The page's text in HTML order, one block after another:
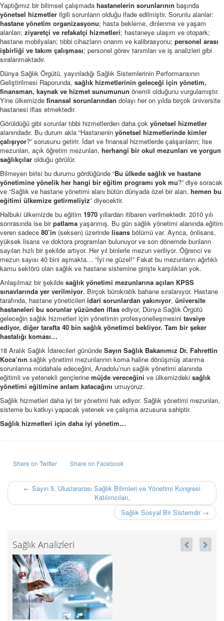
Yaptığımız bir bilimsel çalışmada hastanelerin sorunlarının başında
yönetsel hizmetler ilgili sorunların olduğu ifade edilmiştir. Sorunlu alanlar:
hastane yönetim organizasyonu; hasta bekleme, dinlenme ve yaşam
alanları; ziyaretçi ve refakatçi hizmetleri; hastaneye ulaşım ve otopark;
hastane mobilyaları; tıbbi cihazların onarım ve kalibrasyonu; personel arası
işbirliği ve takım çalışması; personel görev tanımları ve iş analizleri gibi
sıralanmaktadır.
Dünya Sağlık Örgütü, yayınladığı Sağlık Sistemlerinin Performansının
Geliştirilmesi Raporunda, sağlık hizmetlerinin geleceği için yönetim,
finansman, kaynak ve hizmet sunumunun önemli olduğunu vurgulamıştır.
Yine ülkemizde finansal sorunlarından dolayı her on yılda birçok üniversite
hastanesi iflas etmektedir.
Görüldüğü gibi sorunlar tıbbi hizmetlerden daha çok yönetsel hizmetler
alanındadır. Bu durum akla “Hastanenin yönetsel hizmetlerinde kimler
çalışıyor?” sorusunu getirir. İdari ve finansal hizmetlerde çalışanların; lise
mezunları, açık öğretim mezunları, herhangi bir okul mezunları ve yorgun
sağlıkçılar olduğu görülür.
Bilmeyen birisi bu durumu gördüğünde “Bu ülkede sağlık ve hastane
yönetimine yönelik her hangi bir eğitim programı yok mu?” diye soracak
ve “Sağlık ve hastane yönetimi alanı bütün dünyada özel bir alan, hemen bu
eğitimi ülkemize getirmeliyiz” diyecektir.
Halbuki ülkemizde bu eğitim 1970 yıllardan itibaren verilmektedir. 2010 yılı
sonrasında ise birpatlama yaşanmış. Bu gün sağlık yönetimi alanında eğitim
veren sadece 80’in (seksen) üzerinde lisans bölümü var. Ayrıca, önlisans,
yüksek lisans ve doktora programları bulunuyor ve son dönemde bunların
sayıları hızlı bir şekilde artıyor. Her yıl binlerle mezun veriliyor. Öğrenci ve
mezun sayısı 40 bini aşmakta… “İyi ne güzel!” Fakat bu mezunların ağırlıklı
kamu sektörü olan sağlık ve hastane sistemine girişte karşılıkları yok.
Anlaşılmaz bir şekilde sağlık yönetimi mezunlarına açılan KPSS
sınavlarında yer verilmiyor. Birçok bürokratik bahane sıralanıyor. Hastane
tarafında, hastane yöneticileri idari sorunlardan yakınıyor, üniversite
hastaneleri bu sorunlar yüzünden iflas ediyor, Dünya Sağlık Örgütü
geleceğin sağlık hizmetleri için yönetimin profesyonelleşmesini tavsiye
ediyor, diğer tarafta 40 bin sağlık yönetimci bekliyor. Tam bir şeker
hastalığı koması…
18 Aralık Sağlık İdarecileri gününde Sayın Sağlık Bakanımız Dr. Fahrettin
Koca’nın sağlık yönetimi mezunlarının koma haline dönüşmüş atanma
sorunlarına müdahale edeceğini, Anadolu’nun sağlık yönetimi alanında
eğitimli ve yetenekli gençlerine müjde vereceğini ve ülkemizdeki sağlık
yönetimi eğitimine anlam katacağını umuyoruz.
Sağlık hizmetleri daha iyi bir yönetimi hak ediyor. Sağlık yönetimi mezunları,
sisteme bu katkıyı yapacak yetenek ve çalışma arzusuna sahiptir.
Sağlık hizmetleri için daha iyi yönetim…
Share on Twitter Share on Facebook
← Sayın 5. Uluslararası Sağlık Bilimleri ve Yönetimi Kongresi
Katılımcıları,
Sağlık Sosyal Bir Sistemdir →
Sağlık Analizleri